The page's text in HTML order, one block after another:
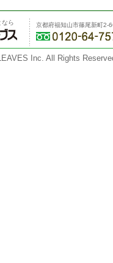
なら 京都府福知山市篠尾新町2-
Inc. All Rights